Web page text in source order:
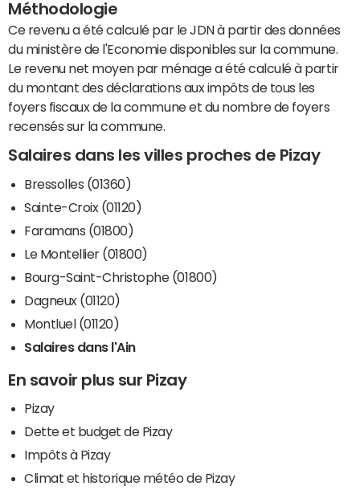
Méthodologie
Ce revenu a été calculé par le JDN à partir des données
du ministère de l'Economie disponibles sur la commune.
Le revenu net moyen par ménage a été calculé à partir
du montant des déclarations aux impôts de tous les
foyers fiscaux de la commune et du nombre de foyers
recensés sur la commune.
Salaires dans les villes proches de Pizay
Bressolles (01360)
Sainte-Croix (01120)
Faramans (01800)
Le Montellier (01800)
Bourg-Saint-Christophe (01800)
Dagneux (01120)
Montluel (01120)
Salaires dans l'Ain
En savoir plus sur Pizay
Pizay
Dette et budget de Pizay
Impôts à Pizay
Climat et historique météo de Pizay